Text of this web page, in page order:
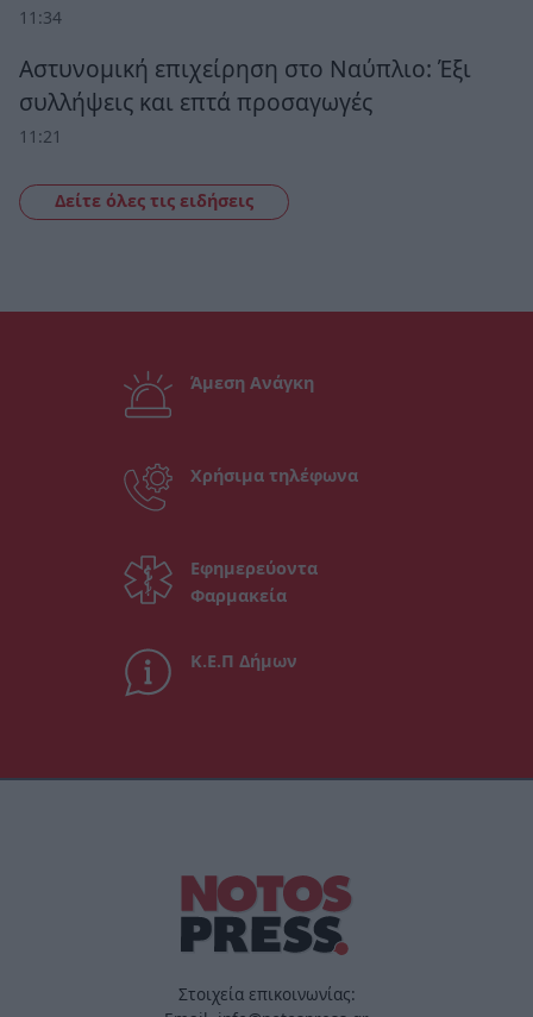
11:34
Αστυνομική επιχείρηση στο Ναύπλιο: Έξι
συλλήψεις και επτά προσαγωγές
11:21
Δείτε όλες τις ειδήσεις
Άμεση Ανάγκη
Χρήσιμα τηλέφωνα
Εφημερεύοντα
Φαρμακεία
Κ.Ε.Π Δήμων
Στοιχεία επικοινωνίας: